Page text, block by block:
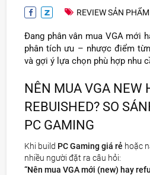
REVIEW SẢN PHẨM
Đang phân vân mua VGA mới
phân tích ưu – nhược điểm
và gợi ý lựa chọn phù hợp nhu
NÊN MUA VGA NEW
REBUISHED? SO
PC GAMING
Khi build PC Gaming giá rẻ hoặc
nhiều người đặt ra câu hỏi:
“Nên mua VGA mới (new) hay